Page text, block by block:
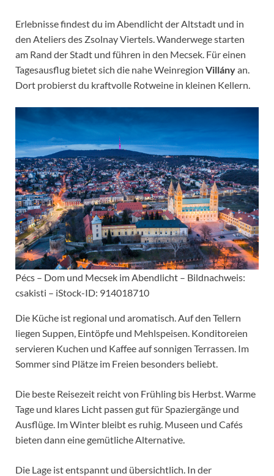
Erlebnisse findest du im Abendlicht der Altstadt und in
den Ateliers des Zsolnay Viertels. Wanderwege starten
am Rand der Stadt und führen in den Mecsek. Für einen
Tagesausflug bietet sich die nahe Weinregion Villányan.
Dort probierst du kraftvolle Rotweine in kleinen Kellern.
Pécs – Dom und Mecsek im Abendlicht – Bildnachweis:
csakisti – iStock-ID: 914018710
Die Küche ist regional und aromatisch. Auf den Tellern
liegen Suppen, Eintöpfe und Mehlspeisen. Konditoreien
servieren Kuchen und Kaffee auf sonnigen Terrassen. Im
Sommer sind Plätze im Freien besonders beliebt.
Die beste Reisezeit reicht von Frühling bis Herbst. Warme
Tage und klares Licht passen gut für Spaziergänge und
Ausflüge. Im Winter bleibt es ruhig. Museen und Cafés
bieten dann eine gemütliche Alternative.
Die Lage ist entspannt und übersichtlich. In der